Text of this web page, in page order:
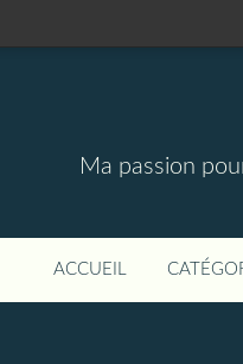
Ma passion
ACCUEIL